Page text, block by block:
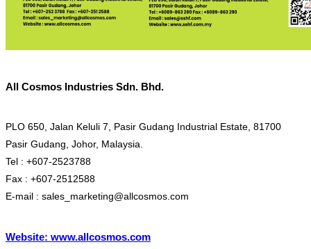
All Cosmos Industries Sdn. Bhd.
PLO 650, Jalan Keluli 7, Pasir Gudang Industrial Estate, 81700
Pasir Gudang, Johor, Malaysia.
Tel : +607-2523788
Fax : +607-2512588
E-mail : sales_marketing@allcosmos.com
Website: www.allcosmos.com